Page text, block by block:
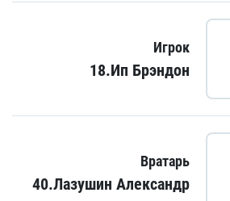
Игрок
18.Ип Брэндон
Вратарь
40.Лазушин Александр